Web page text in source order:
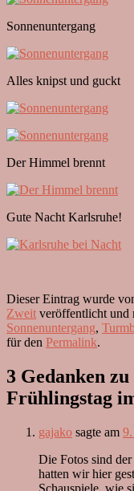
Sonnenuntergang
Alles knipst und guckt
Der Himmel brennt
Gute Nacht Karlsruhe!
Dieser Eintrag wurde
Zweit veröffentlicht und
Sonnenuntergang,
für den Permalink.
3 Gedanken zu
Frühlingstag
gajako sagte am
Die Fotos sind
hatten wir hier